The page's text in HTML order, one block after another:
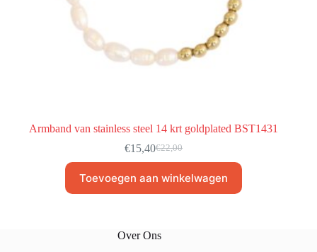
Armband van stainless steel 14 krt goldplated BST1431
€22,00
€15,40
Toevoegen aan winkelwagen
Over Ons